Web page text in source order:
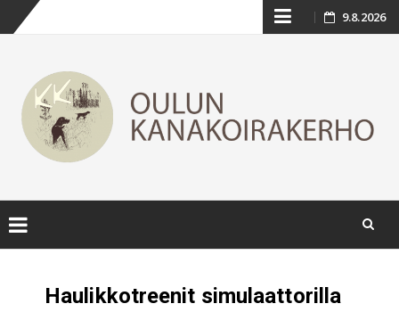
Skip 9.8.2026
Haulikkotreenit simulaattorilla